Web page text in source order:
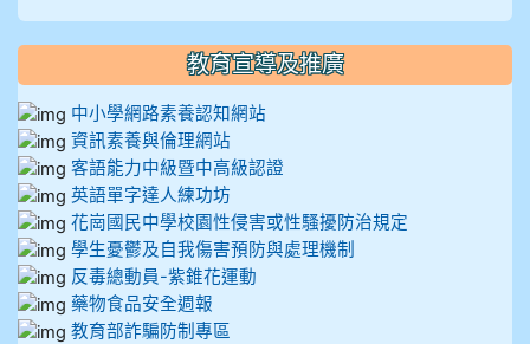
教育宣導及推廣
中小學網路素養認知網站
資訊素養與倫理網站
客語能力中級暨中高級認證
英語單字達人練功坊
花崗國民中學校園性侵害或性騷擾防治規定
學生憂鬱及自我傷害預防與處理機制
反毒總動員-紫錐花運動
藥物食品安全週報
教育部詐騙防制專區